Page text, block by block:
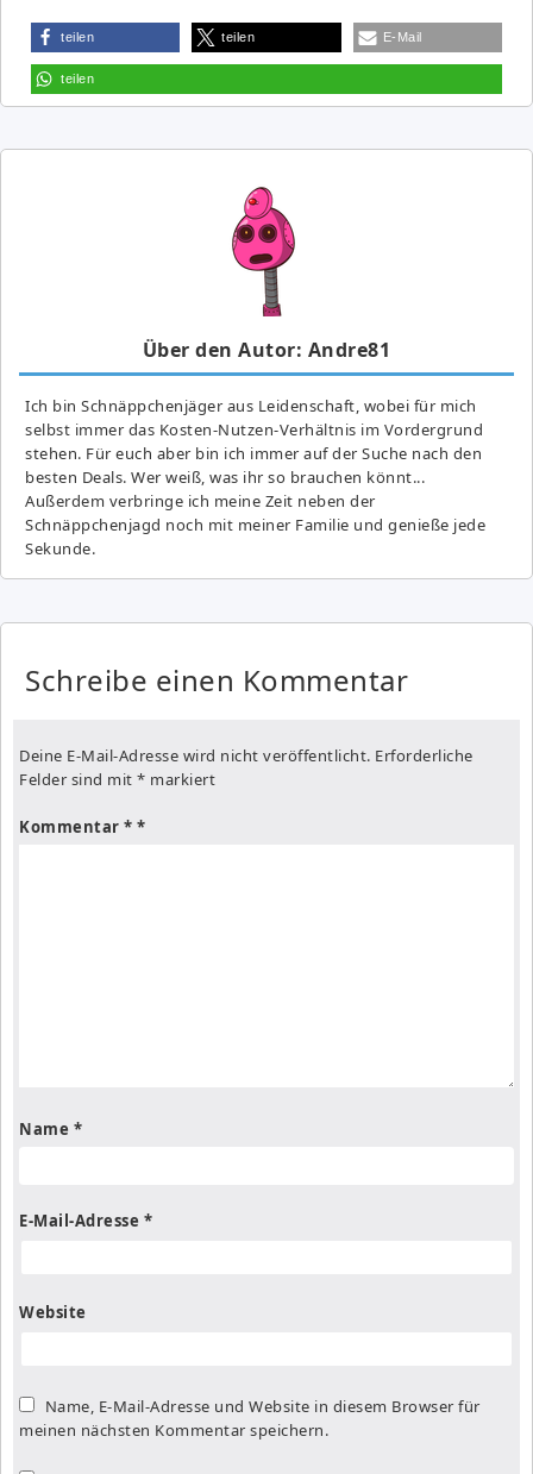
teilen teilen E-Mail
teilen
Über den Autor: Andre81
Ich bin Schnäppchenjäger aus Leidenschaft, wobei für mich
selbst immer das Kosten-Nutzen-Verhältnis im Vordergrund
stehen. Für euch aber bin ich immer auf der Suche nach den
besten Deals. Wer weiß, was ihr so brauchen könnt...
Außerdem verbringe ich meine Zeit neben der
Schnäppchenjagd noch mit meiner Familie und genieße jede
Sekunde.
Schreibe einen Kommentar
Deine E-Mail-Adresse wird nicht veröffentlicht. Erforderliche
Felder sind mit * markiert
Kommentar *
Name *
E-Mail-Adresse *
Website
Name, E-Mail-Adresse und Website in diesem Browser für
meinen nächsten Kommentar speichern.